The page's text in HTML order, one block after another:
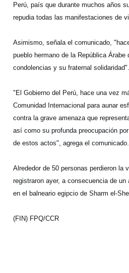
Perú, país que durante muchos años
repudia todas las manifestaciones de
Asimismo, señala el comunicado,
pueblo hermano de la República
condolencias y su fraternal solidaridad".
"El Gobierno del Perú, hace una vez
Comunidad Internacional para aunar
contra la grave amenaza que
así como su profunda preocupación
de estos actos", agrega el comunicado.
Alrededor de 50 personas perdieron la
registraron ayer, a consecuencia de un
en el balneario egipcio de Sharm el-
(FIN) FPQ/CCR